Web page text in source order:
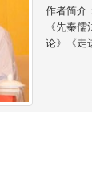
作者简介
《先秦
论》《走